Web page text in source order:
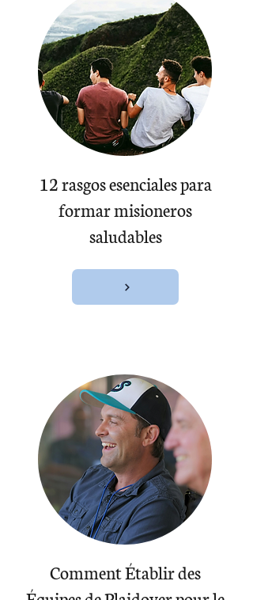
12 rasgos esenciales para
formar misioneros
saludables
Comment Établir des